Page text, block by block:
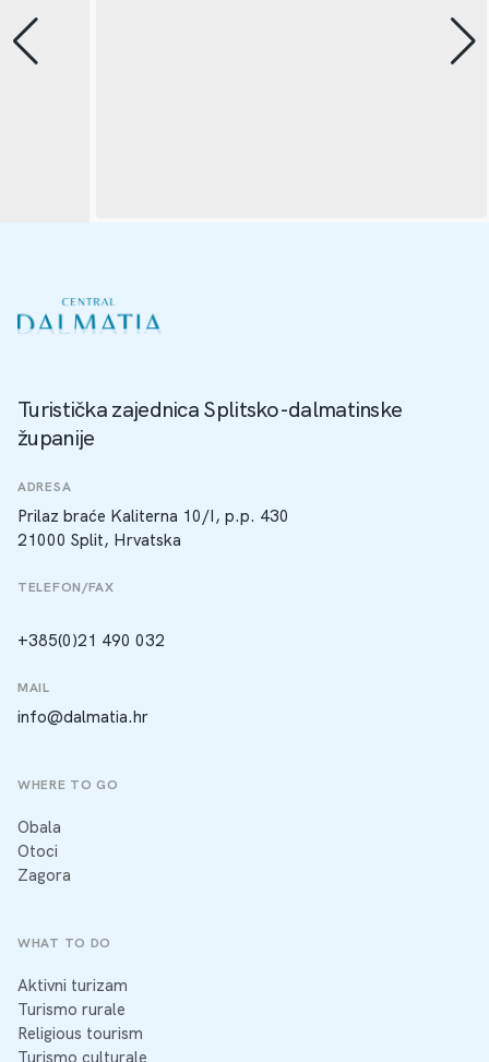
Turistička zajednica Splitsko-dalmatinske
županije
ADRESA
Prilaz braće Kaliterna 10/I, p.p. 430
21000 Split, Hrvatska
TELEFON/FAX
+385(0)21 490 032
MAIL
info@dalmatia.hr
WHERE TO GO
Obala
Otoci
Zagora
WHAT TO DO
Aktivni turizam
Turismo rurale
Religious tourism
Turismo culturale